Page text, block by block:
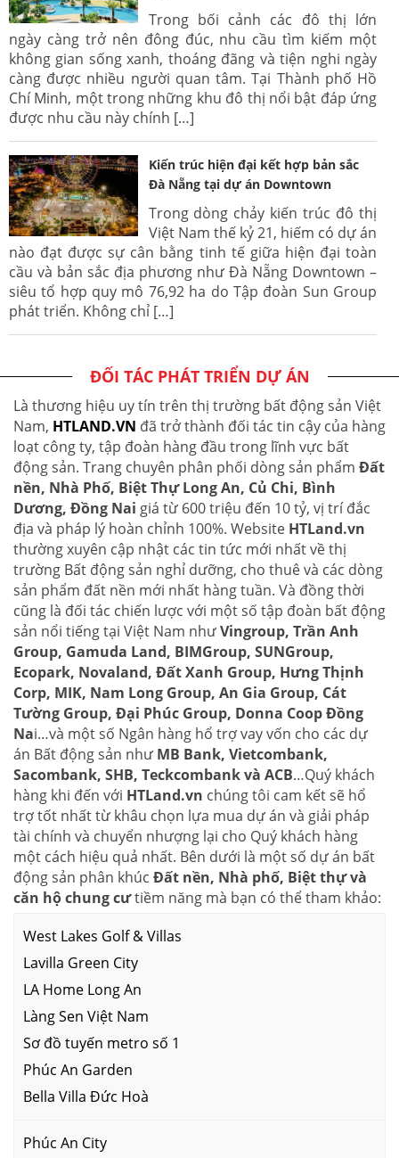
Trong bối cảnh các đô thị lớn
ngày càng trở nên đông đúc, nhu cầu tìm kiếm một
không gian sống xanh, thoáng đãng và tiện nghi ngày
càng được nhiều người quan tâm. Tại Thành phố Hồ
Chí Minh, một trong những khu đô thị nổi bật đáp ứng
được nhu cầu này chính […]
Kiến trúc hiện đại kết hợp bản sắc
Đà Nẵng tại dự án Downtown
Trong dòng chảy kiến trúc đô thị
Việt Nam thế kỷ 21, hiếm có dự án
nào đạt được sự cân bằng tinh tế giữa hiện đại toàn
cầu và bản sắc địa phương như Đà Nẵng Downtown –
siêu tổ hợp quy mô 76,92 ha do Tập đoàn Sun Group
phát triển. Không chỉ […]
ĐỐI TÁC PHÁT TRIỂN DỰ ÁN
Là thương hiệu uy tín trên thị trường bất động sản Việt
Nam, HTLAND.VN đã trở thành đối tác tin cậy của hàng
loạt công ty, tập đoàn hàng đầu trong lĩnh vực bất
động sản. Trang chuyên phân phối dòng sản phẩm Đất
nền, Nhà Phố, Biệt Thự Long An, Củ Chi, Bình
Dương, Đồng Nai giá từ 600 triệu đến 10 tỷ, vị trí đắc
địa và pháp lý hoàn chỉnh 100%. Website HTLand.vn
thường xuyên cập nhật các tin tức mới nhất về thị
trường Bất động sản nghỉ dưỡng, cho thuê và các dòng
sản phẩm đất nền mới nhất hàng tuần. Và đồng thời
cũng là đối tác chiến lược với một số tập đoàn bất động
sản nổi tiếng tại Việt Nam nhưVingroup, Trần Anh
Group, Gamuda Land, BIMGroup, SUNGroup,
Ecopark, Novaland, Đất Xanh Group, Hưng Thịnh
Corp, MIK, Nam Long Group, An Gia Group, Cát
Tường Group, Đại Phúc Group, Donna Coop Đồng
Nai…và một số Ngân hàng hổ trợ vay vốn cho các dự
án Bất động sản như MB Bank, Vietcombank,
Sacombank, SHB, Teckcombank và ACB…Quý khách
hàng khi đến với HTLand.vn chúng tôi cam kết sẽ hổ
trợ tốt nhất từ khâu chọn lựa mua dự án và giải pháp
tài chính và chuyển nhượng lại cho Quý khách hàng
một cách hiệu quả nhất. Bên dưới là một số dự án bất
động sản phân khúc Đất nền, Nhà phố, Biệt thự và
căn hộ chung cưtiềm năng mà bạn có thể tham khảo:
West Lakes Golf & Villas
Lavilla Green City
LA Home Long An
Làng Sen Việt Nam
Sơ đồ tuyến metro số 1
Phúc An Garden
Bella Villa Đức Hoà
Phúc An City